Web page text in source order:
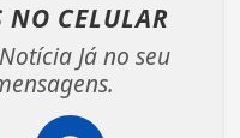
NO CELULAR
Já no seu